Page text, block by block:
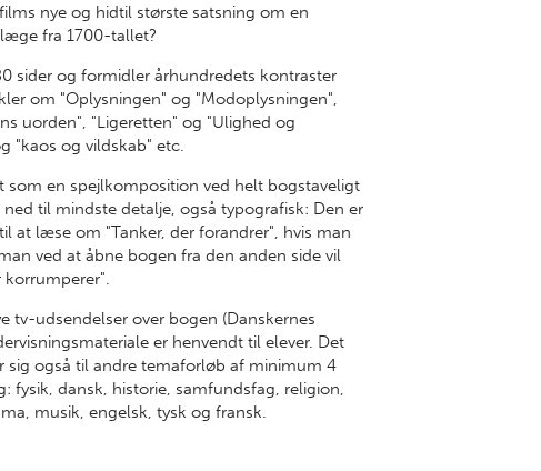
nye og hidtil største satsning om en
fra 1700-tallet?
sider og formidler århundredets kontraster
om "Oplysningen" og "Modoplysningen",
uorden", "Ligeretten" og "Ulighed og
"kaos og vildskab" etc.
som en spejlkomposition ved helt bogstaveligt
til mindste detalje, også typografisk: Den er
at læse om "Tanker, der forandrer", hvis man
ved at åbne bogen fra den anden side vil
tv-udsendelser over bogen (Danskernes
er henvendt til elever. Det
sig også til andre temaforløb af minimum 4
fysik, dansk, historie, samfundsfag, religion,
musik, engelsk, tysk og fransk.